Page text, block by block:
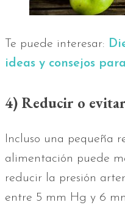
Te puede interesar:
ideas y consejos
4) Reducir o
Incluso una pequeña
alimentación puede
reducir la presión
entre 5 mm Hg y 6